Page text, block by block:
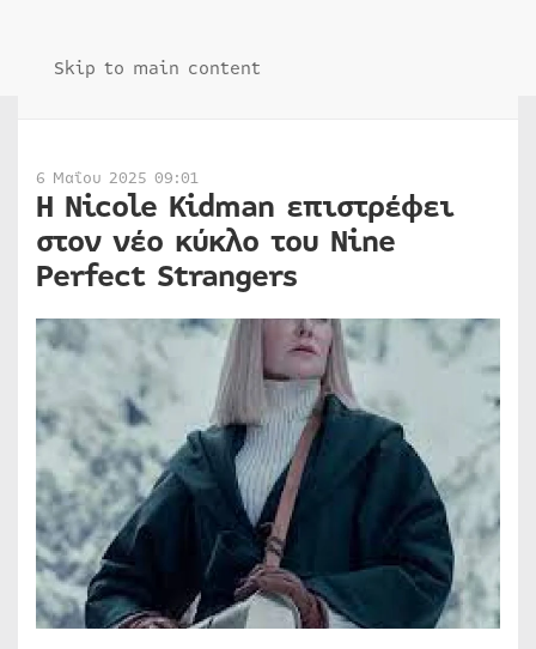
Skip to main content
6 Μαΐου 2025 09:01
H Nicole Kidman επιστρέφει
στον νέο κύκλο του Nine
Perfect Strangers